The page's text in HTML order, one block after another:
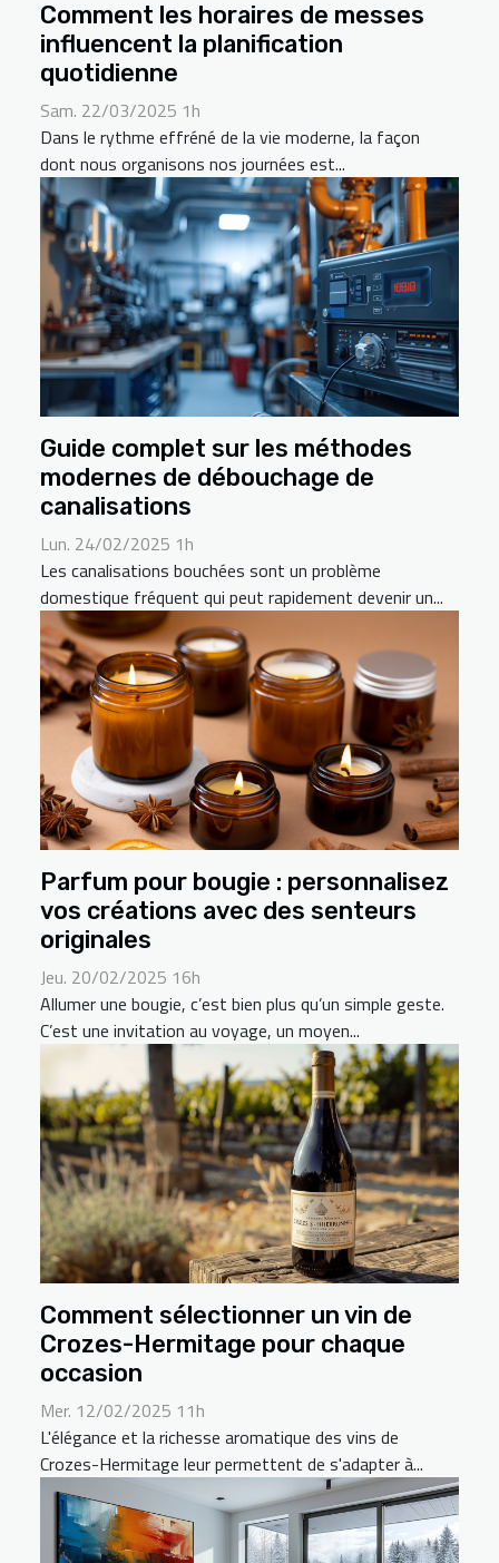
Comment les horaires de messes
influencent la planification
quotidienne
Sam. 22/03/2025 1h
Dans le rythme effréné de la vie moderne, la façon
dont nous organisons nos journées est...
Guide complet sur les méthodes
modernes de débouchage de
canalisations
Lun. 24/02/2025 1h
Les canalisations bouchées sont un problème
domestique fréquent qui peut rapidement devenir un...
Parfum pour bougie : personnalisez
vos créations avec des senteurs
originales
Jeu. 20/02/2025 16h
Allumer une bougie, c’est bien plus qu’un simple geste.
C’est une invitation au voyage, un moyen...
Comment sélectionner un vin de
Crozes-Hermitage pour chaque
occasion
Mer. 12/02/2025 11h
L'élégance et la richesse aromatique des vins de
Crozes-Hermitage leur permettent de s'adapter à...